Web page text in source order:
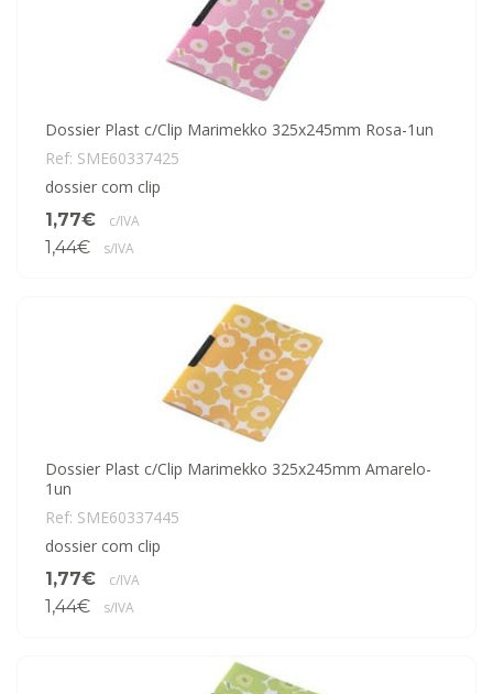
Dossier Plast c/Clip Marimekko 325x245mm Rosa-1un
Ref: SME60337425
dossier com clip
1,77€
c/IVA
1,44€ s/IVA
Dossier Plast c/Clip Marimekko 325x245mm Amarelo-
1un
Ref: SME60337445
dossier com clip
1,77€
c/IVA
1,44€ s/IVA